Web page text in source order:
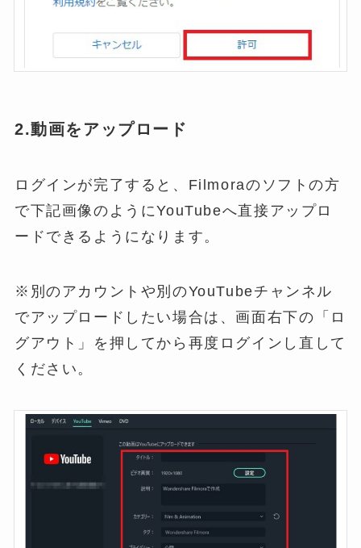
2.動画をアップロード
ログインが完了すると、Filmoraのソフトの方
で下記画像のようにYouTubeへ直接アップロ
ードできるようになります。
※別のアカウントや別のYouTubeチャンネル
でアップロードしたい場合は、画面右下の「ロ
グアウト」を押してから再度ログインし直して
ください。